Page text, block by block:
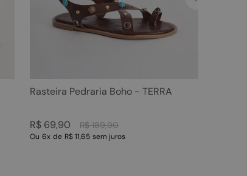
Rasteira Pedraria Boho - TERRA
R$ 189,90
R$ 69,90
Ou 6x de R$ 11,65 sem juros